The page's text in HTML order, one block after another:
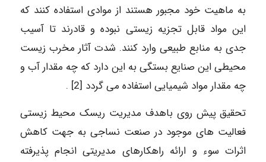
به ماهیت خود مجبور هستند از موادی استفاده کنند که
این مواد قابل تجزیه زیستی نبوده و قادرند تا آسیب
جدی به منابع طبیعی وارد کنند. شدت آثار مخرب زیست
محیطی این صنایع بستگی به این دارد که چه مقدار آب و
چه مقدار مواد شیمیایی استفاده می گردد [2] .
تحقیق پیش روی باهدف مدیریت ریسک محیط زیستی
فعالیت های موجود در صنعت نساجی به جهت کاهش
اثرات سوء و ارائه راهکارهای مدیریتی انجام پذیرفته